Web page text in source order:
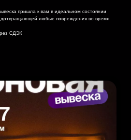
пришла к вам в идеальном состоянии
любые повреждения во время
СДЭК